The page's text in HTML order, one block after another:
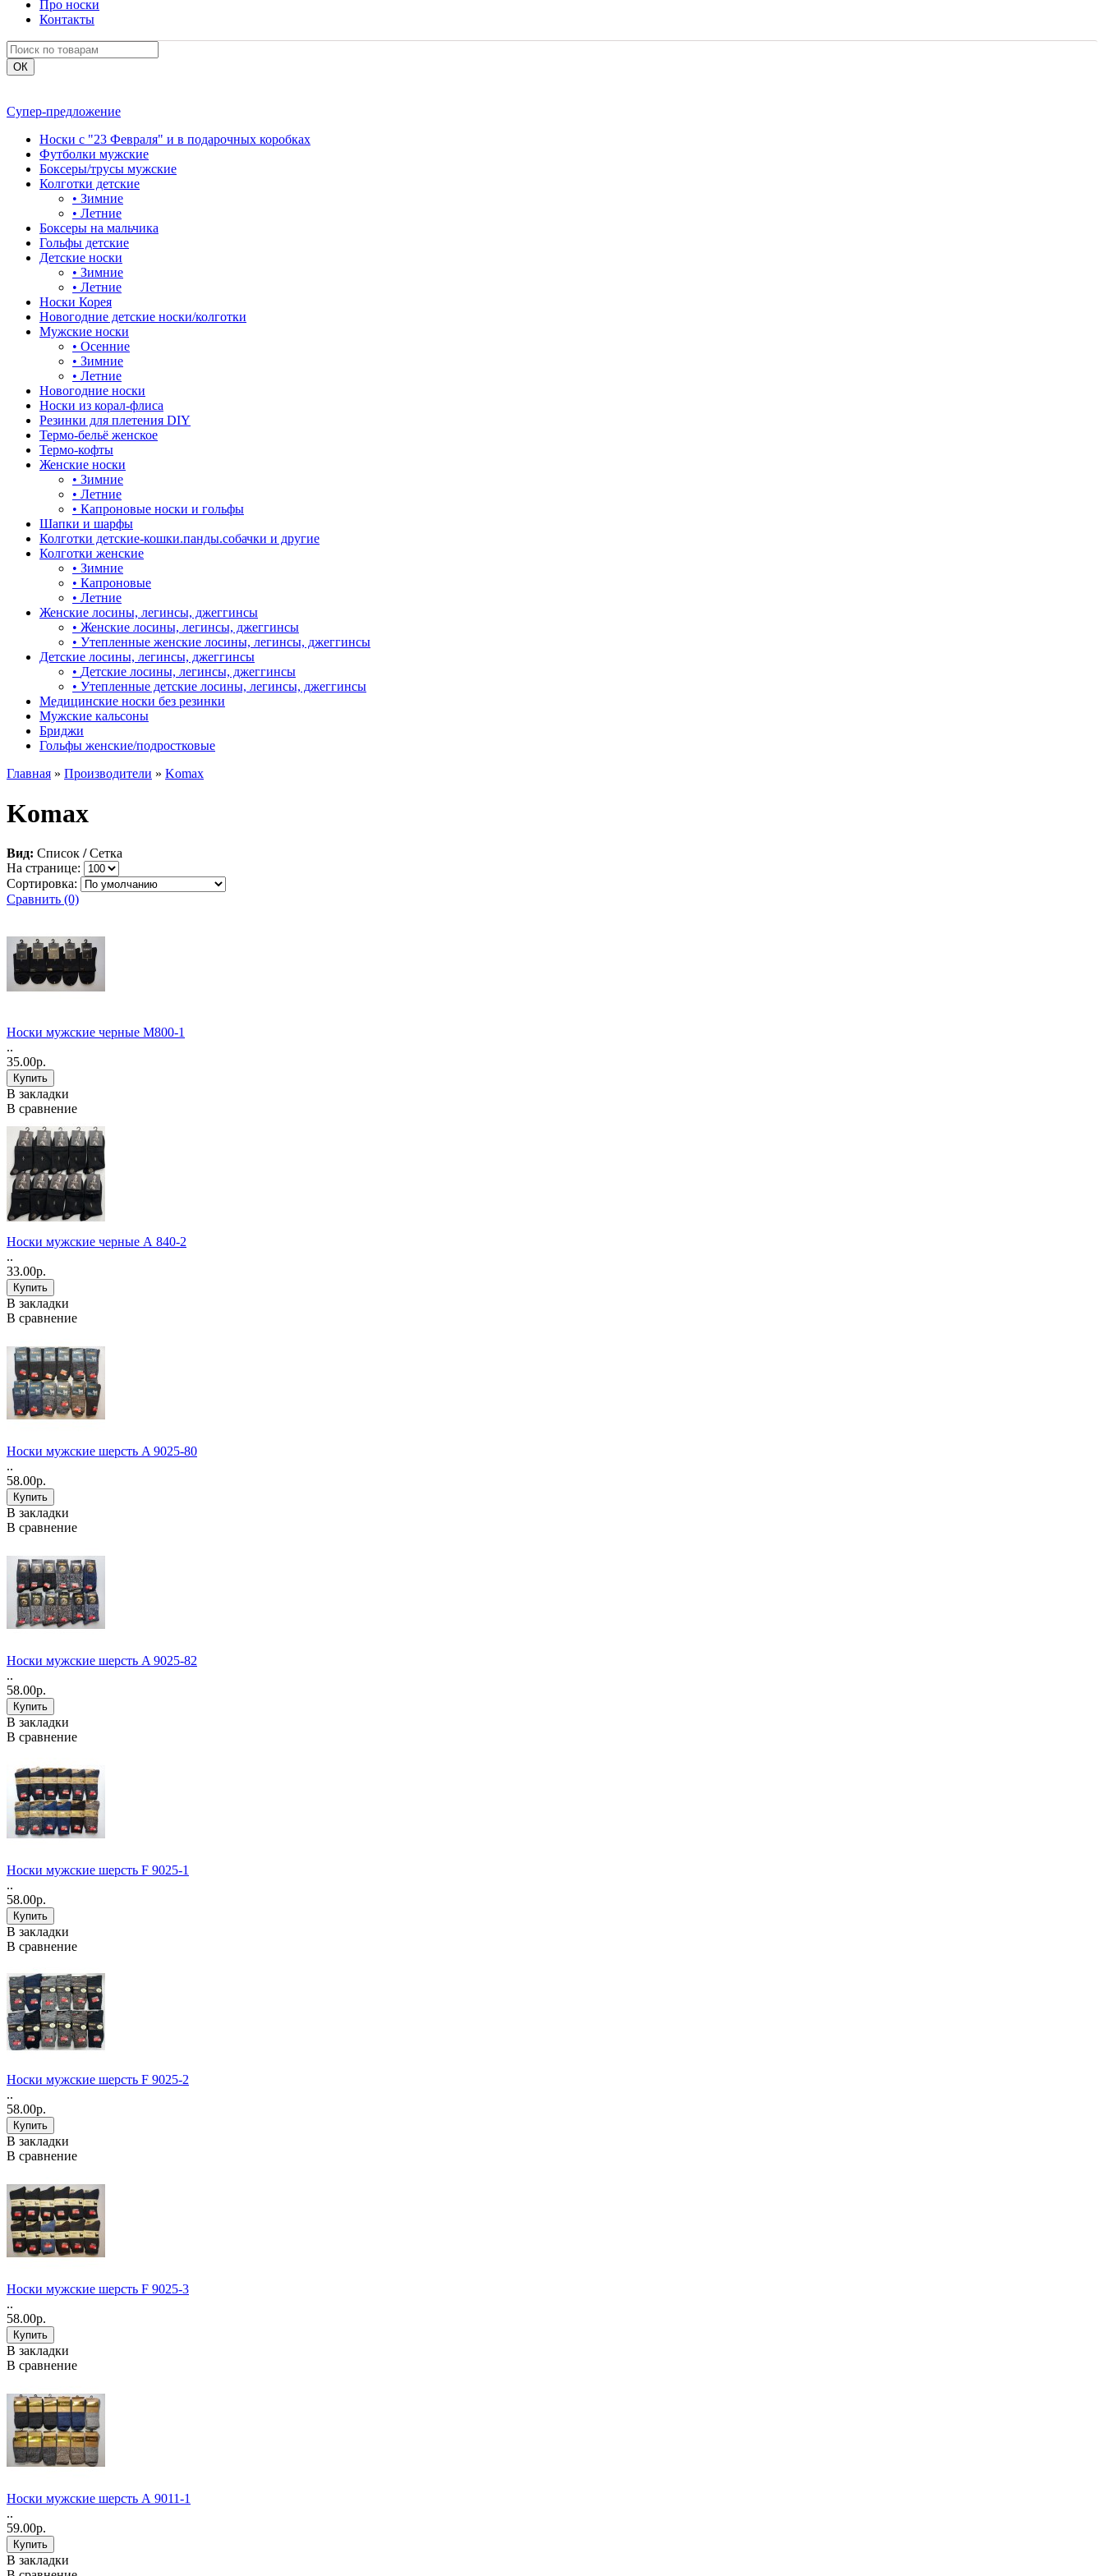
Про носки
Контакты
Супер-предложение
Носки с "23 Февраля" и в подарочных коробках
Футболки мужские
Боксеры/трусы мужские
Колготки детские
• Зимние
• Летние
Боксеры на мальчика
Гольфы детские
Детские носки
• Зимние
• Летние
Носки Корея
Новогодние детские носки/колготки
Мужские носки
• Осенние
• Зимние
• Летние
Новогодние носки
Носки из корал-флиса
Резинки для плетения DIY
Термо-бельё женское
Термо-кофты
Женские носки
• Зимние
• Летние
• Капроновые носки и гольфы
Шапки и шарфы
Колготки детские-кошки.панды.собачки и другие
Колготки женские
• Зимние
• Капроновые
• Летние
Женские лосины, легинсы, джеггинсы
• Женские лосины, легинсы, джеггинсы
• Утепленные женские лосины, легинсы, джеггинсы
Детские лосины, легинсы, джеггинсы
• Детские лосины, легинсы, джеггинсы
• Утепленные детские лосины, легинсы, джеггинсы
Медицинские носки без резинки
Мужские кальсоны
Бриджи
Гольфы женские/подростковые
Главная » Производители » Komax
Komax
Вид: Список / Сетка
На странице:
Сортировка:
Сравнить (0)
Носки мужские черные M800-1
..
35.00р.
В закладки
В сравнение
Носки мужские черные А 840-2
..
33.00р.
В закладки
В сравнение
Носки мужские шерсть A 9025-80
..
58.00р.
В закладки
В сравнение
Носки мужские шерсть A 9025-82
..
58.00р.
В закладки
В сравнение
Носки мужские шерсть F 9025-1
..
58.00р.
В закладки
В сравнение
Носки мужские шерсть F 9025-2
..
58.00р.
В закладки
В сравнение
Носки мужские шерсть F 9025-3
..
58.00р.
В закладки
В сравнение
Носки мужские шерсть А 9011-1
..
59.00р.
В закладки